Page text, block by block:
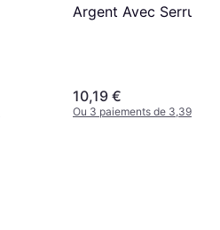
Argent Avec Serrure à
10,19 €
Ou 3 paiements de 3,39 €